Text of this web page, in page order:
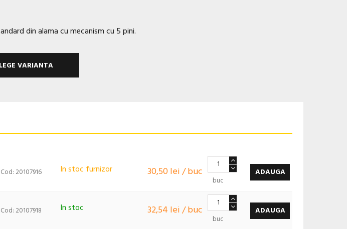
din alama cu mecanism cu 5 pini.
VARIANTA
Cod: 20107916 In stoc furnizor 30,50 lei / buc
buc
ADAUGA
Cod: 20107918 In stoc 32,54 lei / buc
buc
ADAUGA